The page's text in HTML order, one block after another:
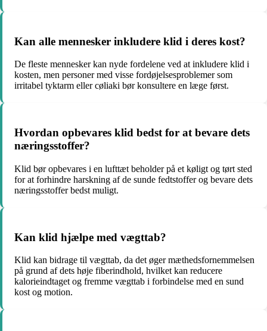
Kan alle mennesker inkludere klid i deres kost?
De fleste mennesker kan nyde fordelene ved at inkludere klid i
kosten, men personer med visse fordøjelsesproblemer som
irritabel tyktarm eller cøliaki bør konsultere en læge først.
Hvordan opbevares klid bedst for at bevare dets
næringsstoffer?
Klid bør opbevares i en lufttæt beholder på et køligt og tørt sted
for at forhindre harskning af de sunde fedtstoffer og bevare dets
næringsstoffer bedst muligt.
Kan klid hjælpe med vægttab?
Klid kan bidrage til vægttab, da det øger mæthedsfornemmelsen
på grund af dets høje fiberindhold, hvilket kan reducere
kalorieindtaget og fremme vægttab i forbindelse med en sund
kost og motion.